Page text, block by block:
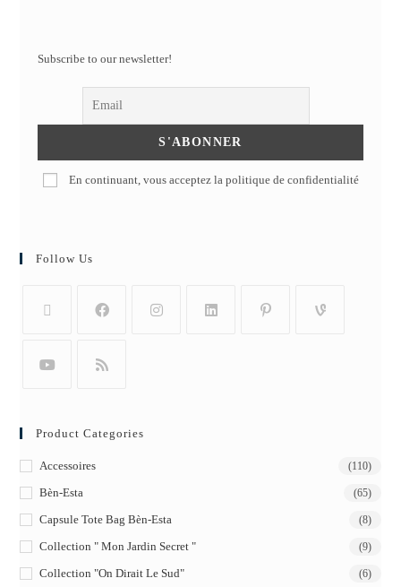
Subscribe to our newsletter!
En continuant, vous acceptez la politique de confidentialité
Follow Us
Product Categories
Accessoires (110)
Bèn-Esta (65)
Capsule Tote Bag Bèn-Esta (8)
Collection " Mon Jardin Secret " (9)
Collection "On Dirait Le Sud" (6)